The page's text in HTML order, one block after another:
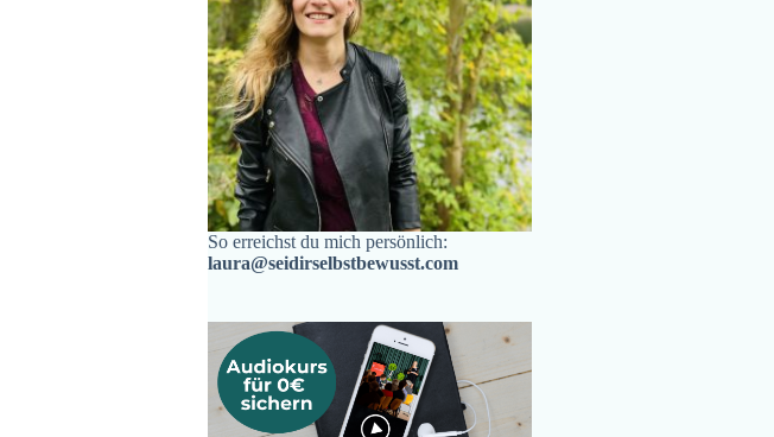
So erreichst du mich persönlich:
laura@seidirselbstbewusst.com